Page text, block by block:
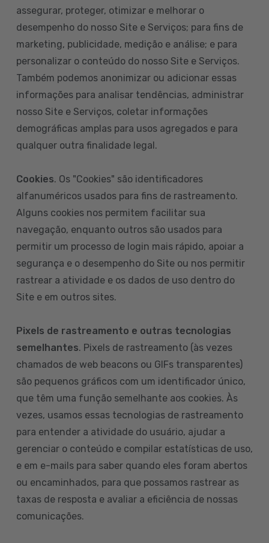
assegurar, proteger, otimizar e melhorar o
desempenho do nosso Site e Serviços; para fins de
marketing, publicidade, medição e análise; e para
personalizar o conteúdo do nosso Site e Serviços.
Também podemos anonimizar ou adicionar essas
informações para analisar tendências, administrar
nosso Site e Serviços, coletar informações
demográficas amplas para usos agregados e para
qualquer outra finalidade legal.
Cookies. Os "Cookies" são identificadores
alfanuméricos usados para fins de rastreamento.
Alguns cookies nos permitem facilitar sua
navegação, enquanto outros são usados para
permitir um processo de login mais rápido, apoiar a
segurança e o desempenho do Site ou nos permitir
rastrear a atividade e os dados de uso dentro do
Site e em outros sites.
Pixels de rastreamento e outras tecnologias
semelhantes. Pixels de rastreamento (às vezes
chamados de web beacons ou GIFs transparentes)
são pequenos gráficos com um identificador único,
que têm uma função semelhante aos cookies. Às
vezes, usamos essas tecnologias de rastreamento
para entender a atividade do usuário, ajudar a
gerenciar o conteúdo e compilar estatísticas de uso,
e em e-mails para saber quando eles foram abertos
ou encaminhados, para que possamos rastrear as
taxas de resposta e avaliar a eficiência de nossas
comunicações.